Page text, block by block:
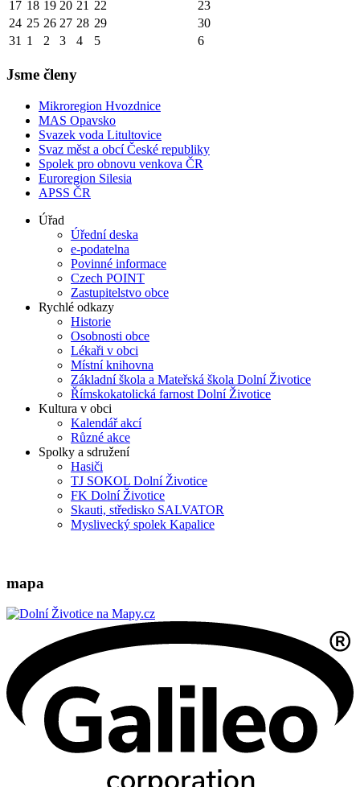
17 18 19 20 21 22
23
24 25 26 27 28 29
30
31 1 2 3 4 5 6
Jsme členy
Mikroregion Hvozdnice
MAS Opavsko
Svazek voda Litultovice
Svaz měst a obcí České republiky
Spolek pro obnovu venkova ČR
Euroregion Silesia
APSS ČR
Úřad
Úřední deska
e-podatelna
Povinné informace
Czech POINT
Zastupitelstvo obce
Rychlé odkazy
Historie
Osobnosti obce
Lékaři v obci
Místní knihovna
Základní škola a Mateřská škola Dolní Životice
Římskokatolická farnost Dolní Životice
Kultura v obci
Kalendář akcí
Různé akce
Spolky a sdružení
Hasiči
TJ SOKOL Dolní Životice
FK Dolní Životice
Skauti, středisko SALVATOR
Myslivecký spolek Kapalice
mapa